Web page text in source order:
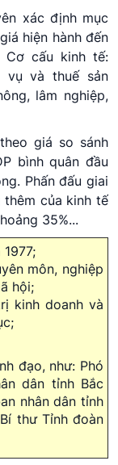
xác định mục
hiện hành đến
Cơ cấu kinh tế:
vụ và thuế sản
lâm nghiệp,
giá so sánh
bình quân đầu
Phấn đấu giai
của kinh tế
35%...
môn, nghiệp
hội;
kinh doanh và
đạo, như: Phó
dân tỉnh Bắc
nhân dân tỉnh
thư Tỉnh đoàn